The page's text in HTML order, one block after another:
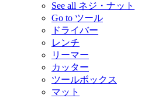
See all ネジ・ナット
Go to ツール
ドライバー
レンチ
リーマー
カッター
ツールボックス
マット